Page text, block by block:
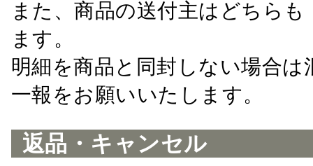
また、商品の送付主はどちら
ます。
明細を商品と同封しない場合
一報をお願いいたします。
返品・キャンセル